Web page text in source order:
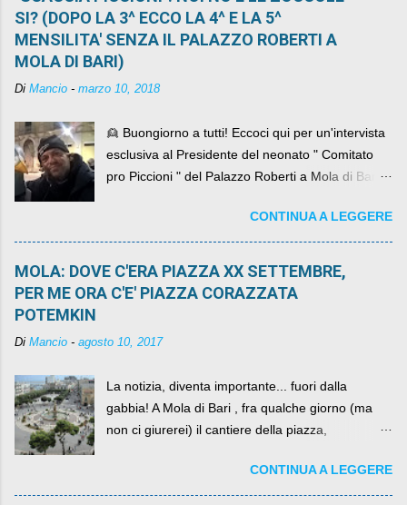
SI? (DOPO LA 3^ ECCO LA 4^ E LA 5^
MENSILITA' SENZA IL PALAZZO ROBERTI A
MOLA DI BARI)
Di Mancio - marzo 10, 2018
👱 Buongiorno a tutti! Eccoci qui per un'intervista
esclusiva al Presidente del neonato " Comitato
pro Piccioni " del Palazzo Roberti a Mola di Bari ,
come definirlo... signor?....CONTINUA A LEGGERE
MOLA: DOVE C'ERA PIAZZA XX SETTEMBRE,
PER ME ORA C'E' PIAZZA CORAZZATA
POTEMKIN
Di Mancio - agosto 10, 2017
La notizia, diventa importante... fuori dalla
gabbia! A Mola di Bari , fra qualche giorno (ma
non ci giurerei) il cantiere della piazza,
per un numero esorbitante di mesi, non ci sarà
più. C'era una volta Piazza XX Settembre ,
CONTINUA A LEGGERE